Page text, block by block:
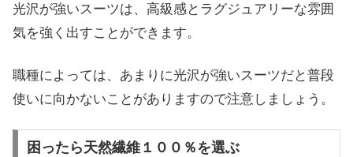
光沢が強いスーツは、高級感とラグジュアリーな雰囲
気を強く出すことができます。
職種によっては、あまりに光沢が強いスーツだと普段
使いに向かないことがありますので注意しましょう。
困ったら天然繊維１００％を選ぶ